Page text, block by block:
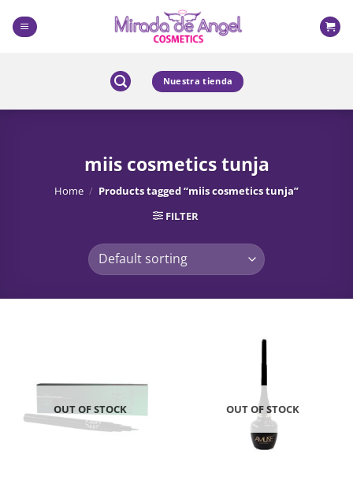
content
Nuestra tienda
miis cosmetics tunja
Home / Products tagged “miis cosmetics tunja”
FILTER
OUT OF STOCK OUT OF STOCK